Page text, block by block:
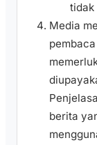
tidak
Media
berita